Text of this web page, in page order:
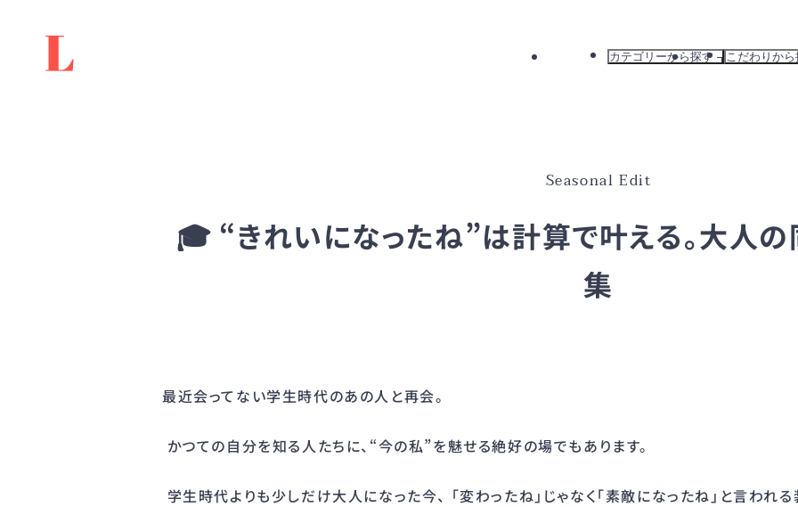
カテゴリーから探す こだわりから
アウター
Seasonal Edit
🎓 “きれいになったね”は計算で叶える。大人の
集
最近会ってない学生時代のあの人と再会。
かつての自分を知る人たちに、“今の私”を魅せる絶好の場でもあります。
学生時代よりも少しだけ大人になった今、 「変わったね」じゃなく「素敵になったね」と言われる